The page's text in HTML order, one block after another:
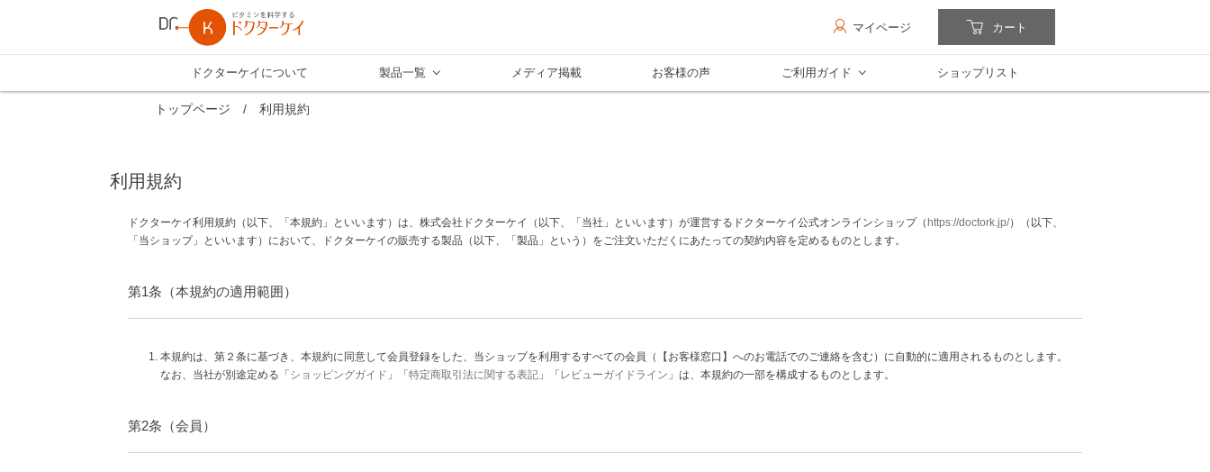
マイページ カート
ドクターケイについて 製品一覧 メディア掲載 お客様の声 ご利用ガイド ショップリスト
トップページ / 利用規約
利用規約
ドクターケイ利用規約（以下、「本規約」といいます）は、株式会社ドクターケイ（以下、「当社」といいます）が運営するドクターケイ公式オンラインショップ（https://doctork.jp/）（以下、
「当ショップ」といいます）において、ドクターケイの販売する製品（以下、「製品」という）をご注文いただくにあたっての契約内容を定めるものとします。
第1条（本規約の適用範囲）
本規約は、第２条に基づき、本規約に同意して会員登録をした、当ショップを利用するすべての会員（【お客様窓口】へのお電話でのご連絡を含む）に自動的に適用されるものとします。
なお、当社が別途定める「ショッピングガイド 」「特定商取引法に関する表記 」「 レビューガイドライン 」は、本規約の一部を構成するものとします。
第2条（会員）